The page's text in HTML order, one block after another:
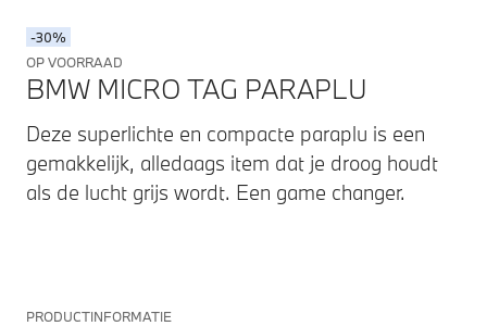
-30%
OP VOORRAAD
BMW MICRO TAG PARAPLU
Deze superlichte en compacte paraplu is een
gemakkelijk, alledaags item dat je droog houdt
als de lucht grijs wordt. Een game changer.
PRODUCTINFORMATIE